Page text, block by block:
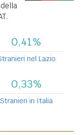
0,41%
nel Lazio
0,33%
Stranieri in Italia